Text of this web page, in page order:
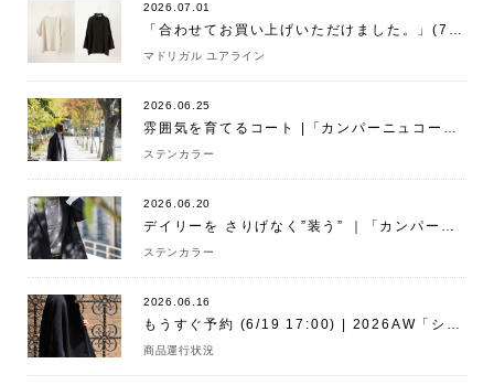
2026.07.01
「合わせてお買い上げいただけました。」(7/1)
マドリガル ユアライン
2026.06.25
雰囲気を育てるコート |「カンパーニュコート」
ステンカラー
2026.06.20
デイリーを さりげなく”装う” ｜「カンパーニュコート」
ステンカラー
2026.06.16
もうすぐ予約 (6/19 17:00) | 2026AW「シェリーコート」
商品運行状況